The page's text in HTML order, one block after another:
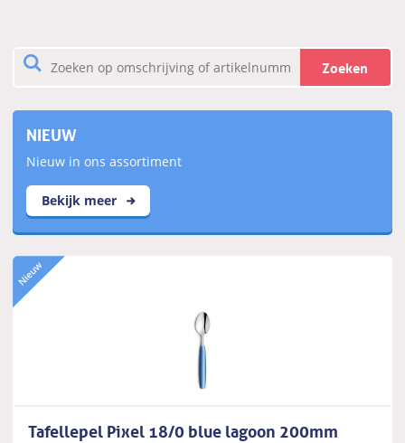
Zoeken
NIEUW
Nieuw in ons assortiment
Bekijk meer
Tafellepel Pixel 18/0 blue lagoon 200mm